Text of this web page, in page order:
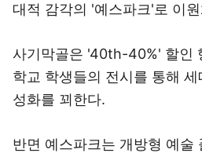
대적 감각의 '예스파크'로 이
사기막골은 '40th-40%' 할인
학교 학생들의 전시를 통해
성화를 꾀한다.
반면 예스파크는 개방형 예술